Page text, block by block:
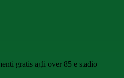
gratis agli over 85 e stadio